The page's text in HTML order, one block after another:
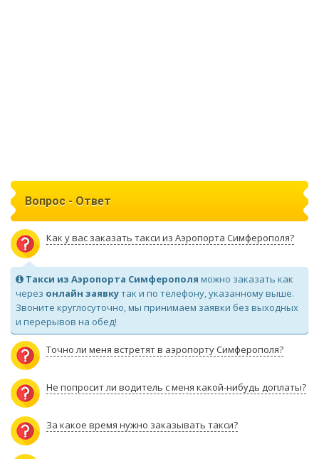
Вопрос - Ответ
Как у вас заказать такси из Аэропорта Симферополя?
Такси из Аэропорта Симферополя можно заказать как
через онлайн заявкутак и по телефону, указанному выше.
Звоните круглосуточно, мы принимаем заявки без выходных
и перерывов на обед!
Точно ли меня встретят в аэропорту Симферополя?
Не попросит ли водитель с меня какой-нибудь доплаты?
За какое время нужно заказывать такси?